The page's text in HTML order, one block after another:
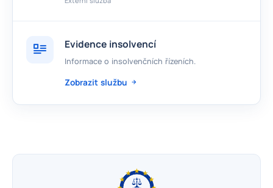
Evidence insolvencí
Informace o insolvenčních řízeních.
Zobrazit službu